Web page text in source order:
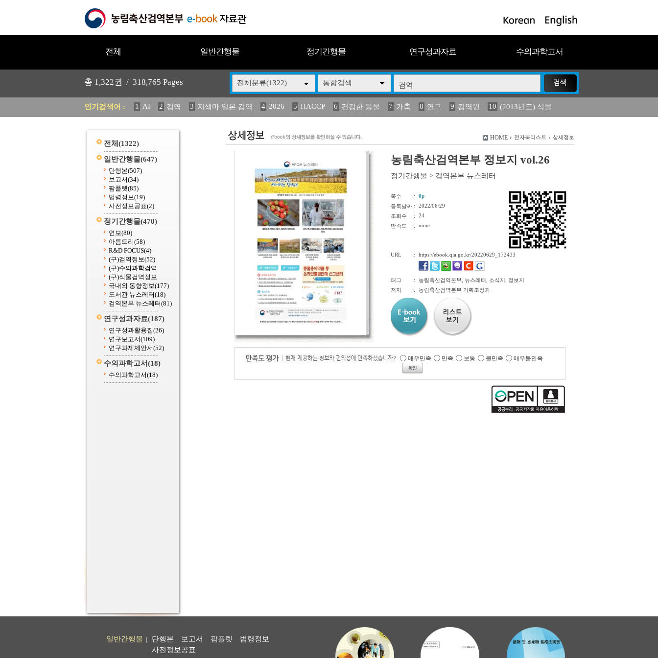
전체 일반간행물 정기간행물 연구성과자료 수의과학고서
총 1,322권 / 318,765 Pages 전체분류(1322) 통합검색
인기검색어 : 1 AI 2 검역 3 지색마 일본 검역 4 2026 5 HACCP 6 건강한 동물 7 가축 8 연구 9 검역원 10 (2013년도) 식물
11 2025 12 중독성 식물 도감 13 媛 異 14 (2013년도) 식 15 구제역 16 관리 17 연보 18 2023 19 농림수산
전체 (1322)
일반간행물(647)
단행본(507)
보고서(34)
팜플렛(85)
법령정보(19)
사전정보공표(2)
정기간행물(470)
연보(80)
아름드리(58)
R&D FOCUS(4)
(구)검역정보(52)
(구)수의과학검역
(구)식물검역정보
국내외 동향정보(177)
도서관 뉴스레터(18)
검역본부 뉴스레터(81)
연구성과자료(187)
연구성과활용집(26)
연구보고서(109)
연구과제제안서(52)
수의과학고서(18)
수의과학고서(18)
HOME 전자북리스트 상세정보
농림축산검역본부 정보지 vol.26
정기간행물 > 검역본부 뉴스레터
쪽수 :
0p
등록날짜 :
2022/06/29
조회수
:
24
만족도
: none
URL : https://ebook.qia.go.kr/20220629_172433
태그 :
농림축산검역본부, 뉴스레터, 소식지, 정보지
저자
: 농림축산검역본부 기획조정과
매우만족 만족 보통 불만족 매우불만족
일반간행물 단행본 보고서 팜플렛
법령정보
사전정보공표